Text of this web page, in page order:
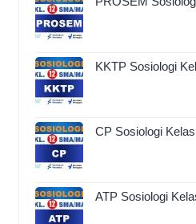
KKTP Sosiologi
CP Sosiologi
ATP Sosiologi